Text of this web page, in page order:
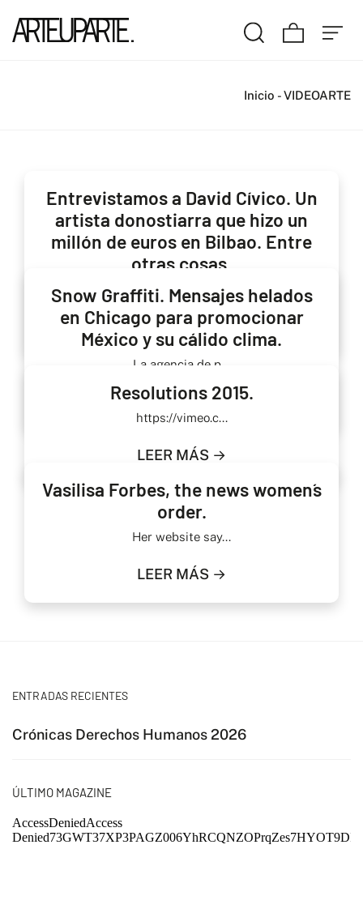
Inicio -VIDEOARTE
Entrevistamos a David Cívico. Un
artista donostiarra que hizo un
millón de euros en Bilbao. Entre
otras cosas.
David Cívico es...
LEER MÁS →
Snow Graffiti. Mensajes helados
en Chicago para promocionar
México y su cálido clima.
La agencia de p...
LEER MÁS →
Resolutions 2015.
https://vimeo.c...
LEER MÁS →
Vasilisa Forbes, the news women´s
order.
Her website say...
LEER MÁS →
ENTRADAS RECIENTES
Crónicas Derechos Humanos 2026
ÚLTIMO MAGAZINE